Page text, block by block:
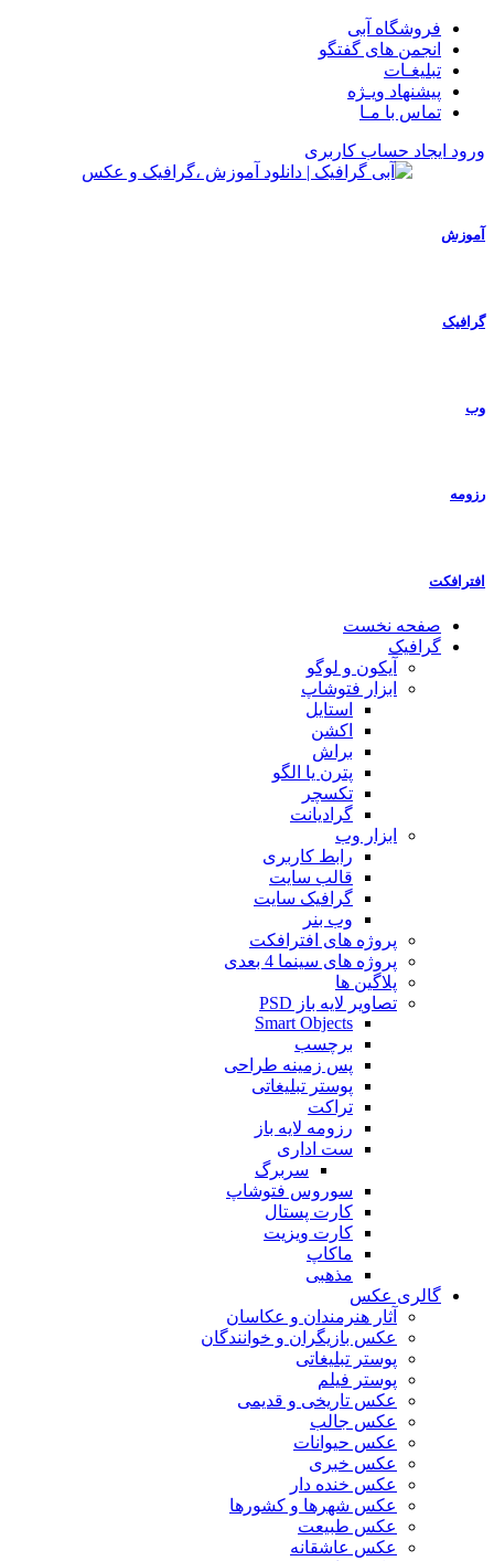
فروشگاه آبی
انجمن های گفتگو
تبلیغـات
پیشنهاد ویـژه
تماس با مـا
ورود ایجاد حساب کاربری
آموزش
گرافیک
وب
رزومه
افترافکت
صفحه نخست
گرافیک
آیکون و لوگو
ابزار فتوشاپ
استایل
اکشن
براش
پترن یا الگو
تکسچر
گرادیانت
ابزار وب
رابط کاربری
قالب سایت
گرافیک سایت
وب بنر
پروژه های افترافکت
پروژه های سینما 4 بعدی
پلاگین ها
تصاویر لایه باز PSD
Smart Objects
برچسب
پس زمینه طراحی
پوستر تبلیغاتی
تراکت
رزومه لایه باز
ست اداری
سربرگ
سوروس فتوشاپ
کارت پستال
کارت ویزیت
ماکاپ
مذهبی
گالری عکس
آثار هنرمندان و عکاسان
عکس بازیگران و خوانندگان
پوستر تبلیغاتی
پوستر فیلم
عکس تاریخی و قدیمی
عکس جالب
عکس حیوانات
عکس خبری
عکس خنده دار
عکس شهرها و کشورها
عکس طبیعت
عکس عاشقانه